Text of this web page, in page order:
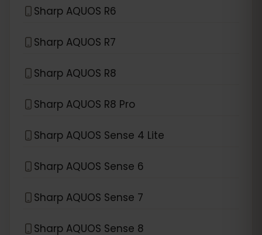
Sharp AQUOS R6
Sharp AQUOS R7
Sharp AQUOS R8
Sharp AQUOS R8 Pro
Sharp AQUOS Sense 4 Lite
Sharp AQUOS Sense 6
Sharp AQUOS Sense 7
Sharp AQUOS Sense 8